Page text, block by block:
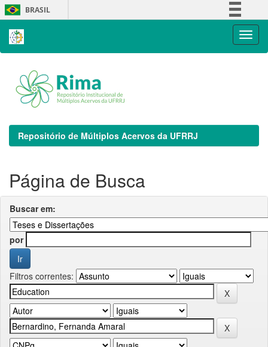
Skip
navigation
BRASIL
Repositório de Múltiplos Acervos da UFRRJ
Página de Busca
Buscar em:
por
Filtros correntes: